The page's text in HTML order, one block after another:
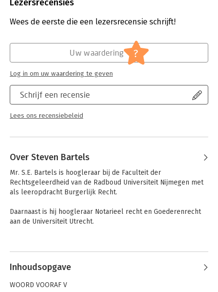
netvlies staan, zichtbaar in de vele belangrijke arresten op het
gebied van verjaring. Ook in de wet- en regelgeving vinden er
belangrijke ontwikkelingen plaats. Zo zijn er nieuwe regels
schadevergoedingsvorderingen veroorzaakt door strafbare
feiten en schadevergoedingsvorderingen wegens inbreuken op
Verschijningsdatum:
17-6-2020
Vermogensrecht -
Rechtsvorderingen/verjaring
Serie:
Lezersrecensies
Wees de eerste die een lezersrecensie schrijft!
Schrijf een recensie
Lees ons recensiebeleid
Uw waardering ?
Log in om uw waardering te geven
Over Steven Bartels
Mr. S.E. Bartels is hoogleraar bij de Faculteit der
Rechtsgeleerdheid van de Radboud Universiteit Nijmegen met
als leeropdracht Burgerlijk Recht.
Daarnaast is hij hoogleraar Notarieel recht en Goederenrecht
aan de Universiteit Utrecht.
Andere boeken door Steven Bartels
Inhoudsopgave
WOORD VOORAF V